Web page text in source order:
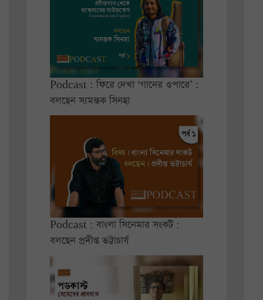
Podcast : ফিরে দেখা ‘গানের ওপারে’ :
বলছেন স্যমন্তক সিনহা
Podcast : বাংলা সিনেমার সংকট :
বলছেন প্রদীপ্ত ভট্টাচার্য